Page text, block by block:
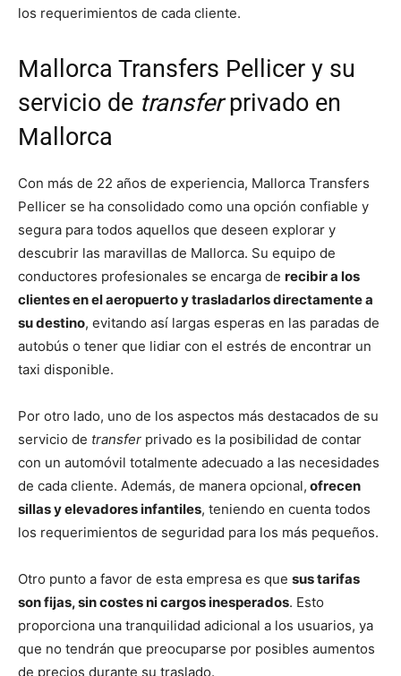
los requerimientos de cada cliente.
Mallorca Transfers Pellicer y su
servicio de transferprivado en
Mallorca
Con más de 22 años de experiencia, Mallorca Transfers
Pellicer se ha consolidado como una opción confiable y
segura para todos aquellos que deseen explorar y
descubrir las maravillas de Mallorca. Su equipo de
conductores profesionales se encarga de recibir a los
clientes en el aeropuerto y trasladarlos directamente a
su destino, evitando así largas esperas en las paradas de
autobús o tener que lidiar con el estrés de encontrar un
taxi disponible.
Por otro lado, uno de los aspectos más destacados de su
servicio de transfer privado es la posibilidad de contar
con un automóvil totalmente adecuado a las necesidades
de cada cliente. Además, de manera opcional, ofrecen
sillas y elevadores infantiles, teniendo en cuenta todos
los requerimientos de seguridad para los más pequeños.
Otro punto a favor de esta empresa es que sus tarifas
son fijas, sin costes ni cargos inesperados. Esto
proporciona una tranquilidad adicional a los usuarios, ya
que no tendrán que preocuparse por posibles aumentos
de precios durante su traslado.